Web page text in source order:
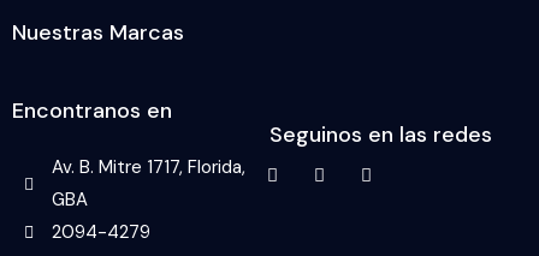
Nuestras Marcas
Encontranos en
Av. B. Mitre 1717, Florida,
GBA
2094-4279
Seguinos en las redes